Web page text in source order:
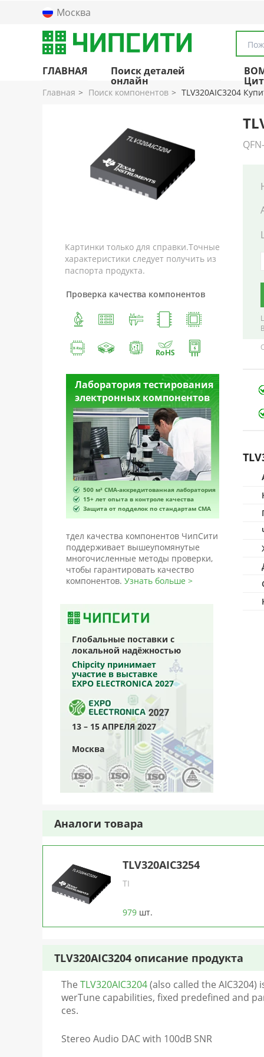
Москва
ГЛАВНАЯ Поиск деталей
онлайн
Главная Поиск компонентов TLV320AIC3204
Картинки только для справки.Точные
характеристики следует получить из
паспорта продукта.
Проверка качества компонентов
Лаборатория тестирования
электронных компонентов
500 м² CMA-аккредитованная лаборатория
15+ лет опыта в контроле качества
Защита от подделок по стандартам CMA
15+
Защита
тдел качества компонентов ЧипСити
поддерживает вышеупомянутые
многочисленные методы проверки,
чтобы гарантировать качество
компонентов. Узнать больше >
Глобальные поставки с
локальной надёжностью
Chipcity принимает
участие в выставке
EXPO ELECTRONICA 2027
13 – 15 АПРЕЛЯ 2027
Москва
Аналоги товара
TLV320AIC3254
TI
979 шт.
TLV320AIC3204 описание продукта
The TLV320AIC3204(also called the
werTune capabilities, fixed predefined and
ces.
Stereo Audio DAC with 100dB SNR